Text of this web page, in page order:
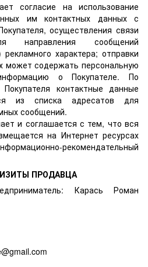
согласие на использование
им контактных данных с
осуществления связи
направления сообщений
характера; отправки
может содержать персональную
о Покупателе. По
контактные данные
из списка адресатов для
сообщений.
и соглашается с тем, что вся
на Интернет ресурсах
рекомендательный
ПРОДАВЦА
Карась Роман